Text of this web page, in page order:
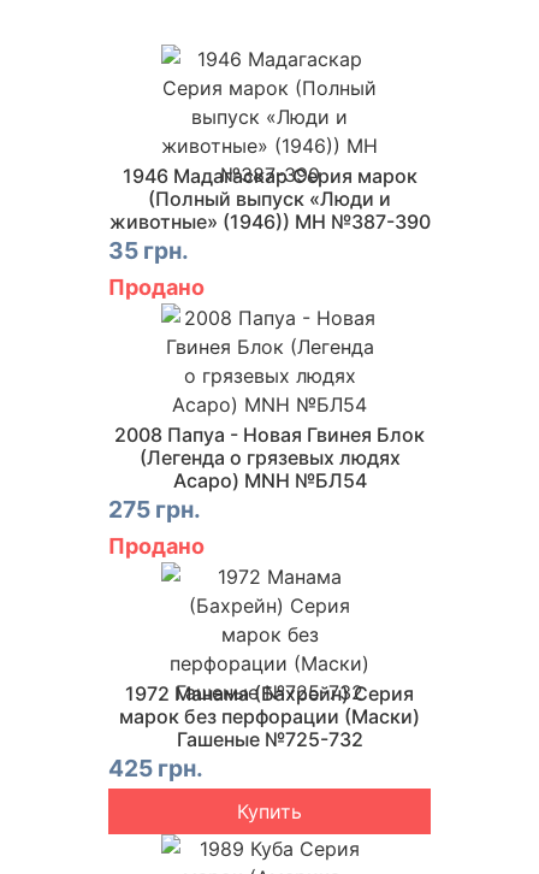
1946 Мадагаскар Серия марок
(Полный выпуск «Люди и
животные» (1946)) MH №387-390
35 грн.
Продано
2008 Папуа - Новая Гвинея Блок
(Легенда о грязевых людях
Асаро) MNH №БЛ54
275 грн.
Продано
1972 Манама (Бахрейн) Серия
марок без перфорации (Маски)
Гашеные №725-732
425 грн.
Купить